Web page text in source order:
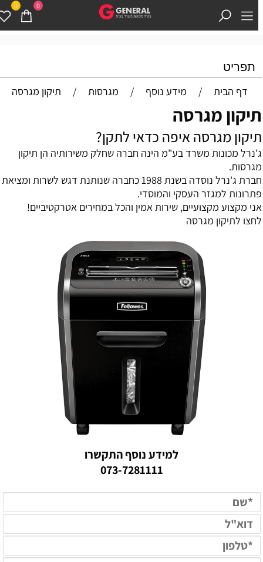
0 0
תפריט
דף הבית / מידע נוסף / מגרסות / תיקון מגרסה
מגרסה
מגרסה איפה כדאי לתקן?
מכונות משרד בע"מ הינה חברה שחלק משירותיה הן תיקון
חברת ג'נרל נוסדה בשנת 1988 כחברה שנותנת דגש לשרות ומציאת
למגזר העסקי והמוסדי.
מקצוע מקצועיים, שירות אמין והכל במחירים אטרקטיביים!
לתיקון מגרסה
למידע נוסף התקשרו
073-7281111